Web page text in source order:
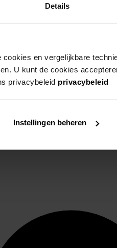
Details
en vergelijkbare
U kunt de cookies
privacybeleid privacybeleid
Instellingen beheren